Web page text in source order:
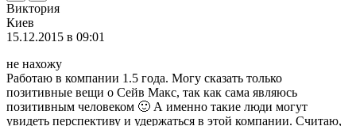
Виктория
Киев
15.12.2015 в 09:01
не нахожу
Работаю в компании 1.5 года. Могу сказать только
позитивные вещи о Сейв Макс, так как сама являюсь
позитивным человеком 🙂 А именно такие люди могут
увидеть перспективу и удержаться в этой компании. Считаю,